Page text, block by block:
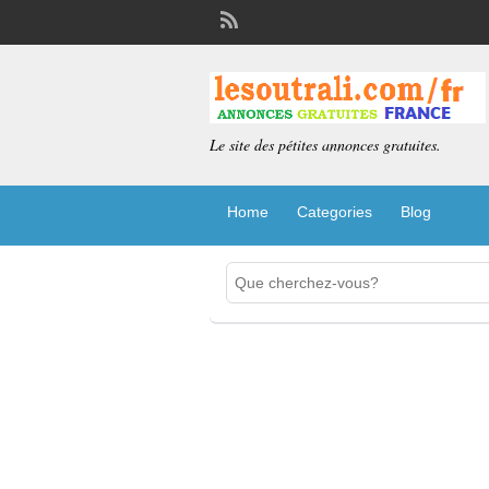
Le site des pétites annonces gratuites.
Home Categories Blog